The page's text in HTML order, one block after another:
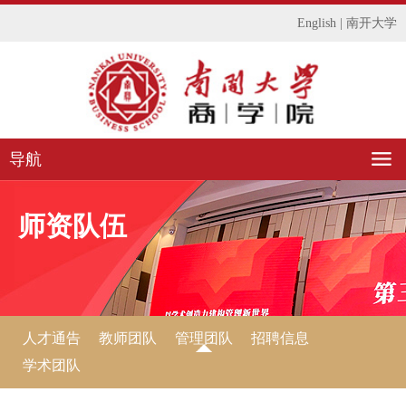
English 南开大学
导航
师资队伍
人才通告 教师团队 管理团队
招聘信息
学术团队